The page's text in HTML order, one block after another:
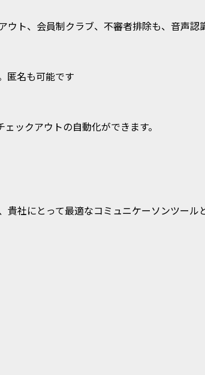
ウト、会員制クラブ、不審者排除も、音声認
匿名も可能です
ックアウトの自動化ができます。
貴社にとって最適なコミュニケーソンツール